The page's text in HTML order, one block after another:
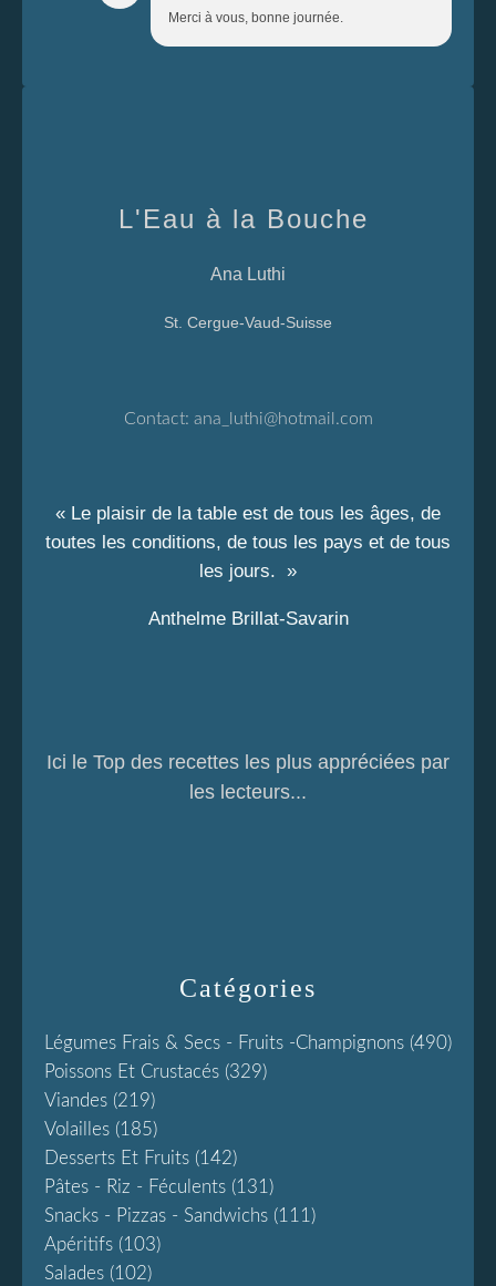
Merci à vous, bonne journée.
Catégories
Légumes Frais & Secs - Fruits -champignons (490)
Poissons Et Crustacés (329)
Viandes (219)
Volailles (185)
Desserts Et Fruits (142)
Pâtes - Riz - Féculents (131)
Snacks - Pizzas - Sandwichs (111)
Apéritifs (103)
Salades (102)
L'Eau à la Bouche
Ana Luthi
St. Cergue-Vaud-Suisse
Contact: ana_luthi@hotmail.com
« Le plaisir de la table est de tous les âges, de
toutes les conditions, de tous les pays et de tous
les jours. »
Anthelme Brillat-Savarin
Ici le Top des recettes les plus appréciées par
les lecteurs...